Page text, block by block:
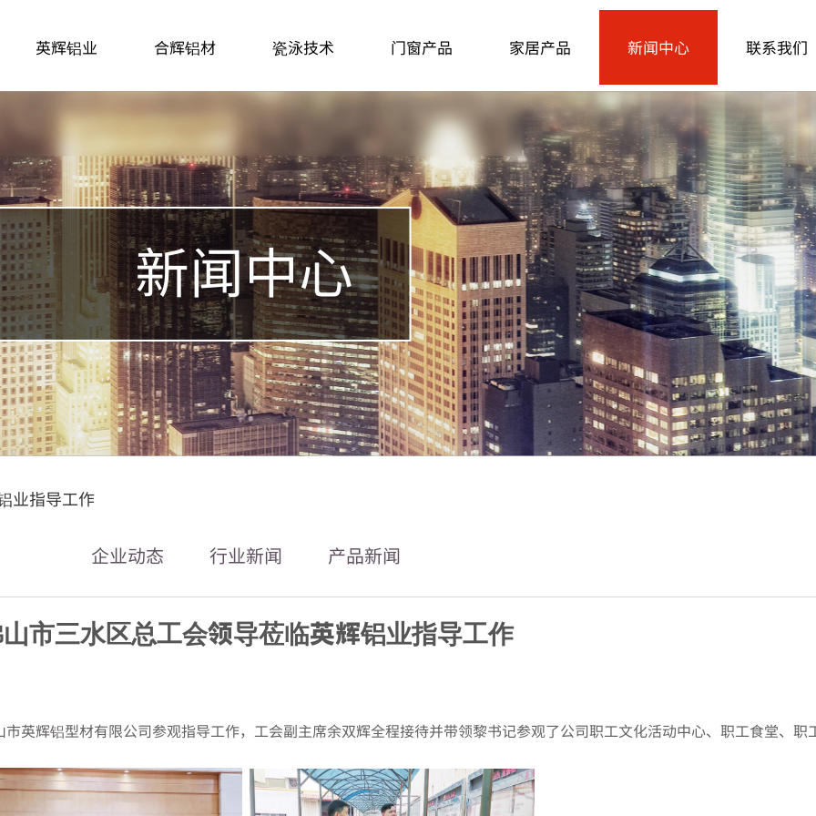
英辉铝业 合辉铝材 瓷泳技术 门窗产品 家居产品 新闻中心 联系我们
新闻中心
NEWS CENTER
业指导工作
企业动态 行业新闻 产品新闻
市三水区总工会领导莅临英辉铝业指导工作
辉铝型材有限公司参观指导工作，工会副主席余双辉全程接待并带领黎书记参观了公司职工文化活动中心、职工食堂、职